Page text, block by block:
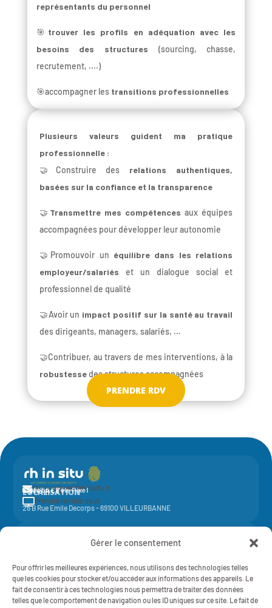
Gérer le consentement
Pour offrir les meilleures expériences, nous utilisons des technologies telles
que les cookies pour stocker et/ou accéder aux informations des appareils. Le
fait de consentir à ces technologies nous permettra de traiter des données
telles que le comportement de navigation ou les ID uniques sur ce site. Le fait de
représentants du personnel
🎯 trouver les profils en adéquation avec les
besoins des structures (sourcing, chasse,
recrutement, ....)
🎯accompagner les transitions professionnelles
Plusieurs valeurs guident ma pratique
professionnelle :
🤝Construire des relations authentiques,
basées sur la confiance et la transparence
🤝 Transmettre mes compétences aux équipes
accompagnées pour développer leur autonomie
🤝Promouvoir un équilibre dans les relations
employeur/salariés et un dialogue social et
professionnel de qualité
🤝Avoir un impact positif sur la santé au travail
des dirigeants, managers, salariés, …
🤝Contribuer, au travers de mes interventions, à la
robustessedes structures accompagnées
PRENDRE RDV
CONTACT
fanny.leguen@rhinsitu.fr
 Prendre rendez-vous
LOCALISATION
Elycoop - Pôle Pixel
26 B Rue Emile Decorps - 69100 VILLEURBANNE
SIREN 429 851 637 - NAF 7022Z - 429 851 637 RCS Lyon
Politique de Confidentialité
RH IN SITU - 2025 - TOUT DROITS RÉSERVÉS